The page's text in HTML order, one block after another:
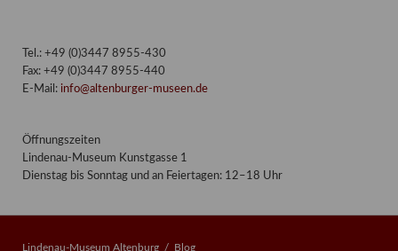
Tel.: +49 (0)3447 8955-430
Fax: +49 (0)3447 8955-440
E-Mail: info@altenburger-museen.de
Öffnungszeiten
Lindenau-Museum Kunstgasse 1
Dienstag bis Sonntag und an Feiertagen: 12–18 Uhr
Lindenau-Museum Altenburg Blog